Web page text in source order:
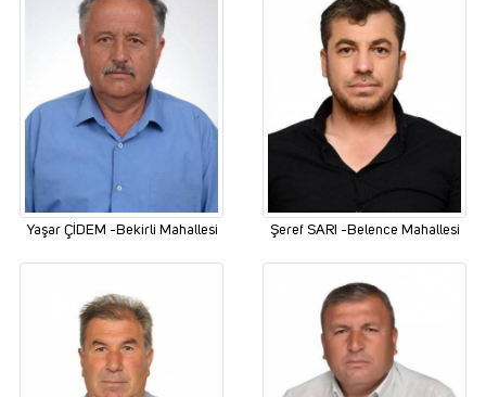
Yaşar ÇİDEM -Bekirli Mahallesi Şeref SARI -Belence Mahallesi